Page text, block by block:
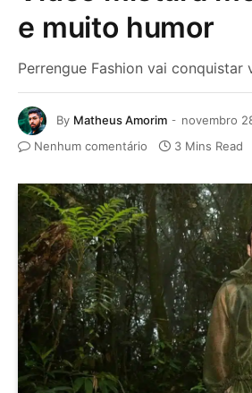
e muito humor
Perrengue Fashion vai conquistar
By Matheus Amorim
novembro
Nenhum comentário
3 Mins Read